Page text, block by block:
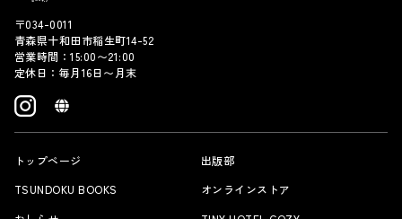
〒034-0011
青森県十和田市稲生町14-52
営業時間：15:00〜21:00
定休日：毎月16日〜月末
トップページ
TSUNDOKU BOOKS
出版部
オンラインストア